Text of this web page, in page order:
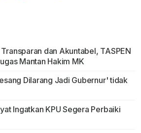
dan Akuntabel, TASPEN
Mantan Hakim MK
Dilarang Jadi Gubernur' tidak
Ingatkan KPU Segera Perbaiki